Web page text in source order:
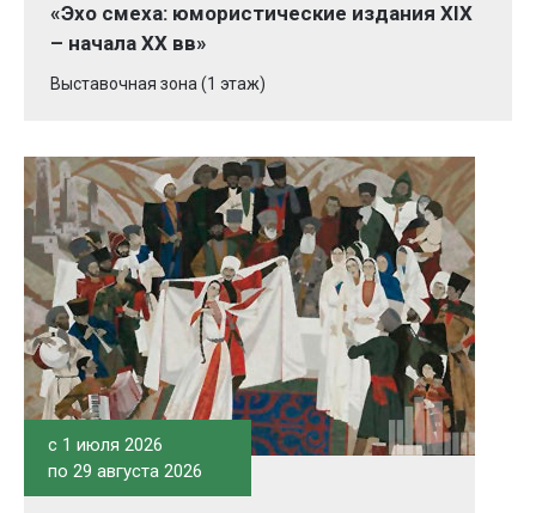
«Эхо смеха: юмористические издания XIX
– начала XX вв»
Выставочная зона (1 этаж)
c 1 июля 2026
по 29 августа 2026